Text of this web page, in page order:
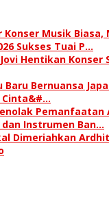
Konser Musik Biasa,
Sukses Tuai P…
Hentikan Konser
Baru Bernuansa
Cinta&#…
Pemanfaatan
Instrumen Ban…
Dimeriahkan